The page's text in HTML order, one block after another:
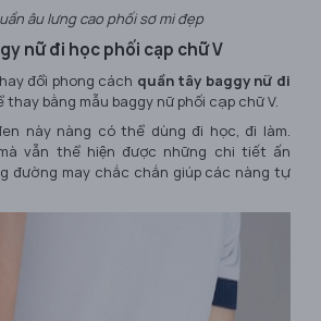
âu lưng cao phối sơ mi đẹp
nữ đi học phối cạp chữ V
đổi phong cách quần tây baggy nữ đi
thay bằng mẫu baggy nữ phối cạp chữ V.
này nàng có thể dùng đi học, đi làm.
vẫn thể hiện được những chi tiết ấn
đường may chắc chắn giúp các nàng tự